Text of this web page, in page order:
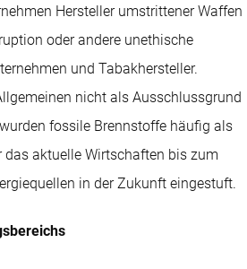
Hersteller umstrittener Waffen
oder andere unethische
und Tabakhersteller.
nicht als Ausschlussgrund
fossile Brennstoffe häufig als
das aktuelle Wirtschaften bis zum
in der Zukunft eingestuft.